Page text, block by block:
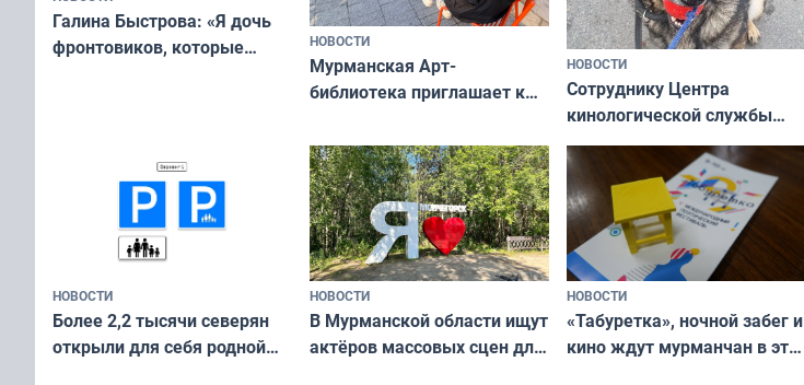
Галина Быстрова: «Я дочь
фронтовиков, которые
НОВОСТИ
Мурманская Арт-
библиотека приглашает к
и фотографов
НОВОСТИ
Сотруднику Центра
кинологической службы
ищут новый дом
НОВОСТИ
Более 2,2 тысячи северян
открыли для себя родной
НОВОСТИ
В Мурманской области ищут
актёров массовых сцен для
НОВОСТИ
«Табуретка», ночной забег и
кино ждут мурманчан в эти